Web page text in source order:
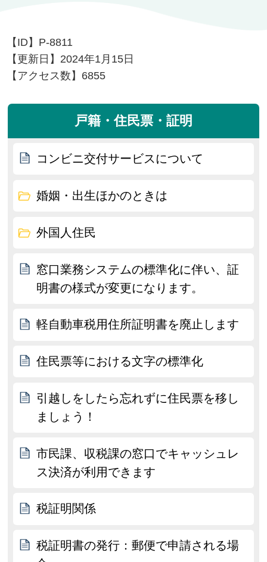
【ID】 P-8811
【更新日】 2024年1月15日
【アクセス数】 6855
戸籍・住民票・証明
コンビニ交付サービスについて
婚姻・出生ほかのときは
外国人住民
窓口業務システムの標準化に伴い、証
明書の様式が変更になります。
軽自動車税用住所証明書を廃止します
住民票等における文字の標準化
引越しをしたら忘れずに住民票を移し
ましょう！
市民課、収税課の窓口でキャッシュレ
ス決済が利用できます
税証明関係
税証明書の発行：郵便で申請される場